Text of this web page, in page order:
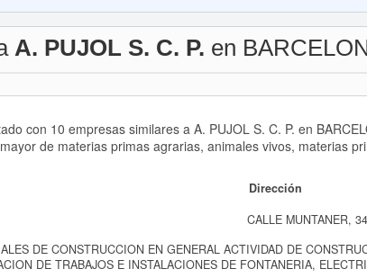
A. PUJOL S. C. P. en
con 10 empresas similares a A. PUJOL S. C. P. en
de materias primas agrarias, animales vivos, materias
Dirección
CALLE MUNTANER,
DE CONSTRUCCION EN GENERAL ACTIVIDAD DE
DE TRABAJOS E INSTALACIONES DE FONTANERIA,